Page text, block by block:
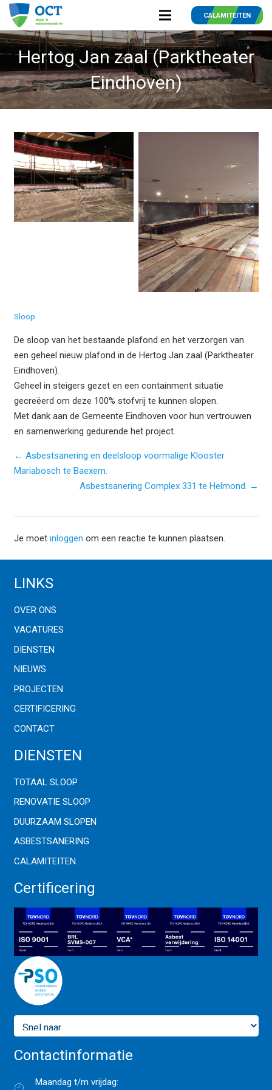
CALAMITEITEN
Hertog Jan zaal (Parktheater
Eindhoven)
Sloop
De sloop van het bestaande plafond en het verzorgen van
een geheel nieuw plafond in de Hertog Jan zaal (Parktheater
Eindhoven).
Geheel in steigers gezet en een containment situatie
gecreëerd om deze 100% stofvrij te kunnen slopen.
Met dank aan de Gemeente Eindhoven voor hun vertrouwen
en samenwerking gedurende het project.
← Asbestsanering en deelsloop voormalige Klooster
Mariabosch te Baexem.
Asbestsanering Complex 331 te Helmond. →
Je moet inloggen om een reactie te kunnen plaatsen.
LINKS
OVER ONS
VACATURES
DIENSTEN
NIEUWS
PROJECTEN
CERTIFICERING
CONTACT
DIENSTEN
TOTAAL SLOOP
RENOVATIE SLOOP
DUURZAAM SLOPEN
ASBESTSANERING
CALAMITEITEN
Certificering
Contactinformatie
Maandag t/m vrijdag: